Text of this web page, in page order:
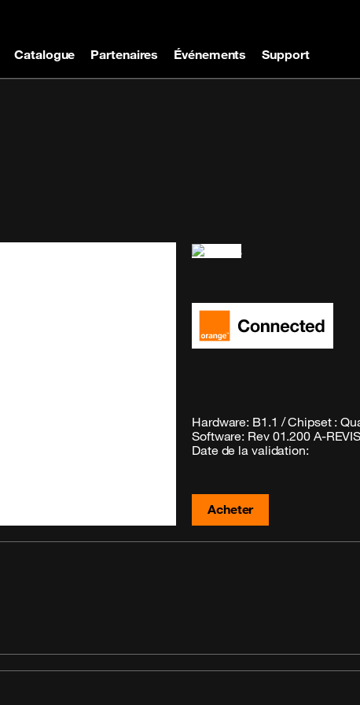
Catalogue Partenaires Événements Support
Hardware: B1.1 / Chipset :
Software: Rev 01.200 A-
Date de la validation:
Acheter